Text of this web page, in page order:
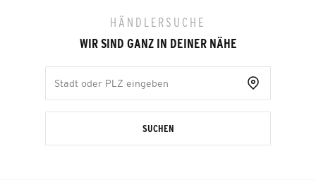
HÄNDLERSUCHE
WIR SIND GANZ IN DEINER NÄHE
SUCHEN